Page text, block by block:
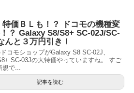
特価ＢＬも！？ ドコモの機種変
？ Galaxy S8/S8+ SC-02J/SC-
んと３万円引き！
コモショップがGalaxy S8 SC-02J、
SC-03Jの大特価やっていますね。 すご
規で...
記事を読む